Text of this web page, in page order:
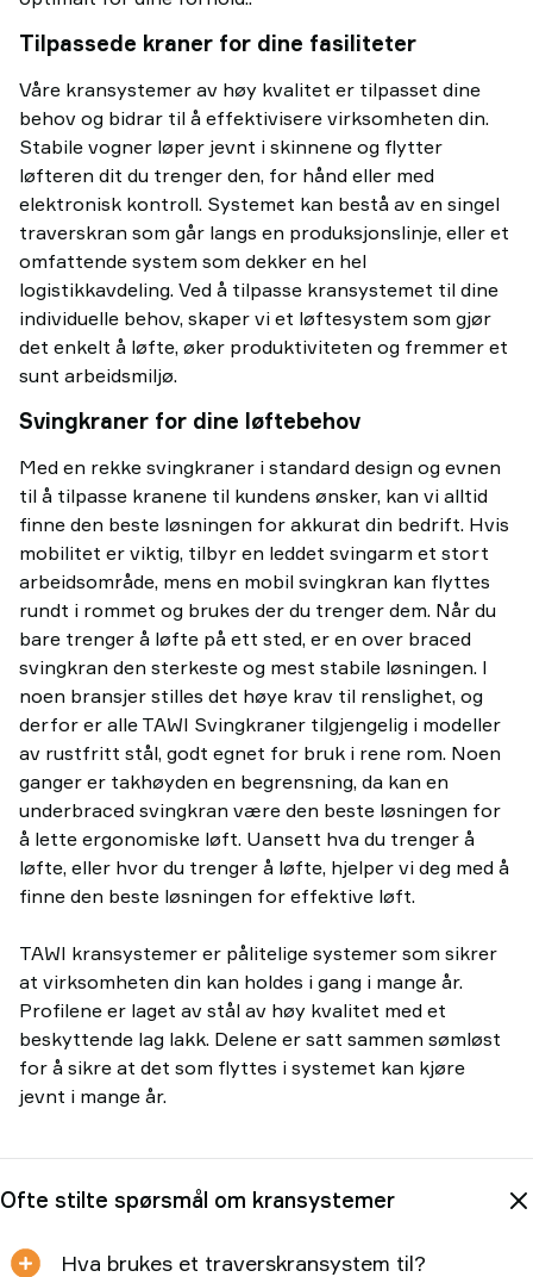
Tilpassede kraner for dine fasiliteter
Våre kransystemer av høy kvalitet er tilpasset dine
behov og bidrar til å effektivisere virksomheten din.
Stabile vogner løper jevnt i skinnene og flytter
løfteren dit du trenger den, for hånd eller med
elektronisk kontroll. Systemet kan bestå av en singel
traverskran som går langs en produksjonslinje, eller et
omfattende system som dekker en hel
logistikkavdeling. Ved å tilpasse kransystemet til dine
individuelle behov, skaper vi et løftesystem som gjør
det enkelt å løfte, øker produktiviteten og fremmer et
sunt arbeidsmiljø.
Svingkraner for dine løftebehov
Med en rekke svingkraner i standard design og evnen
til å tilpasse kranene til kundens ønsker, kan vi alltid
finne den beste løsningen for akkurat din bedrift. Hvis
mobilitet er viktig, tilbyr en leddet svingarm et stort
arbeidsområde, mens en mobil svingkran kan flyttes
rundt i rommet og brukes der du trenger dem. Når du
bare trenger å løfte på ett sted, er en over braced
svingkran den sterkeste og mest stabile løsningen. I
noen bransjer stilles det høye krav til renslighet, og
derfor er alle TAWI Svingkraner tilgjengelig i modeller
av rustfritt stål, godt egnet for bruk i rene rom. Noen
ganger er takhøyden en begrensning, da kan en
underbraced svingkran være den beste løsningen for
å lette ergonomiske løft. Uansett hva du trenger å
løfte, eller hvor du trenger å løfte, hjelper vi deg med å
finne den beste løsningen for effektive løft.
TAWI kransystemer er pålitelige systemer som sikrer
at virksomheten din kan holdes i gang i mange år.
Profilene er laget av stål av høy kvalitet med et
beskyttende lag lakk. Delene er satt sammen sømløst
for å sikre at det som flyttes i systemet kan kjøre
jevnt i mange år.
Ofte stilte spørsmål om kransystemer
Hva brukes et traverskransystem til?